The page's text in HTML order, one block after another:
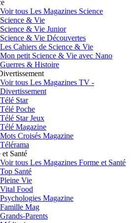
Voir tous Les Magazines Science
Science & Vie
Science & Vie Junior
Science & Vie Découvertes
Les Cahiers de Science & Vie
Mon petit Science & Vie avec Nano
Guerres & Histoire
Voir tous Les Magazines TV -
Divertissement
Télé Star
Télé Poche
Télé Star Jeux
Télé Magazine
Mots Croisés Magazine
Télérama
et Santé
Voir tous Les Magazines Forme et Santé
Top Santé
Pleine Vie
Vital Food
Psychologies Magazine
Famille Mag
Grands-Parents